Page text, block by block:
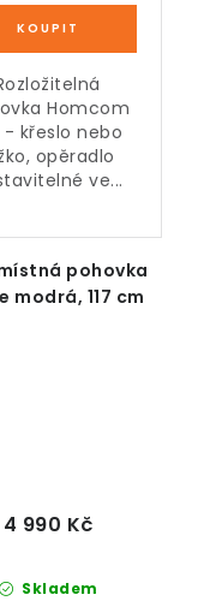
Homcom
- křeslo nebo
opěradlo
ve...
pohovka
modrá, 117 cm
Skladem
4 990 Kč